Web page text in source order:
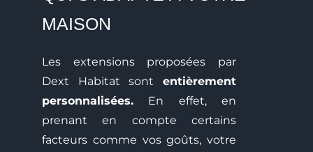
MAISON
Les extensions proposées par
Dext Habitat sont entièrement
personnalisées. En effet, en
prenant en compte certains
facteurs comme vos goûts, votre